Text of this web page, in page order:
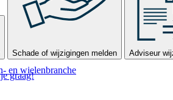
Schade of wijzigingen melden Adviseur
graag!
en wielenbranche